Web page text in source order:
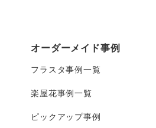
オーダーメイド事例
フラスタ事例一覧
楽屋花事例一覧
ピックアップ事例